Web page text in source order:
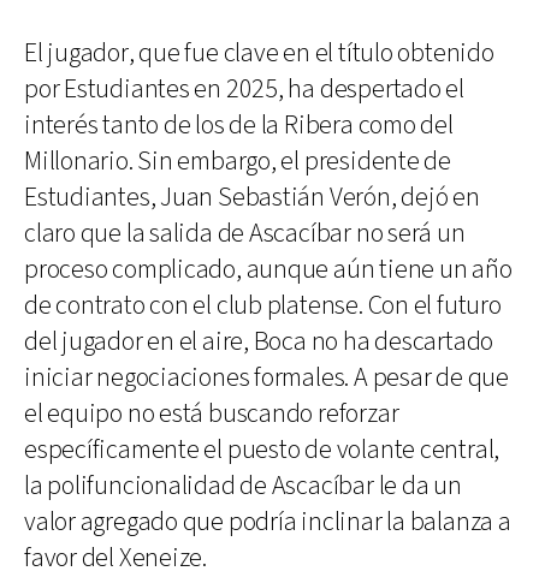
El jugador, que fue clave en el título obtenido
por Estudiantes en 2025, ha despertado el
interés tanto de los de la Ribera como del
Millonario. Sin embargo, el presidente de
Estudiantes, Juan Sebastián Verón, dejó en
claro que la salida de Ascacíbar no será un
proceso complicado, aunque aún tiene un año
de contrato con el club platense. Con el futuro
del jugador en el aire, Boca no ha descartado
iniciar negociaciones formales. A pesar de que
el equipo no está buscando reforzar
específicamente el puesto de volante central,
la polifuncionalidad de Ascacíbar le da un
valor agregado que podría inclinar la balanza a
favor del Xeneize.